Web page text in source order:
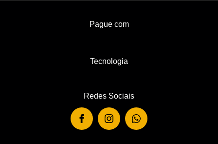
Pague com
Tecnologia
Redes Sociais